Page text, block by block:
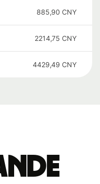
885,90 CNY
2214,75 CNY
4429,49 CNY